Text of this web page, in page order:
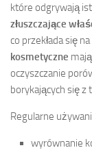
które odgrywają
złuszczające
co przekłada się
kosmetyczne
oczyszczanie
borykających się z
Regularne
wyrównanie